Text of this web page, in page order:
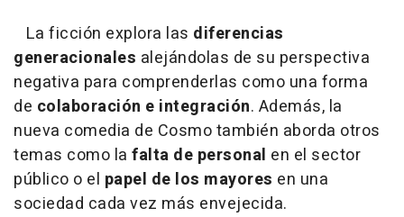
La ficción explora las diferencias
generacionales alejándolas de su perspectiva
negativa para comprenderlas como una forma
de colaboración e integración. Además, la
nueva comedia de Cosmo también aborda otros
temas como la falta de personal en el sector
público o el papel de los mayores en una
sociedad cada vez más envejecida.